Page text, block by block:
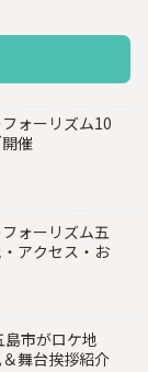
ォーリズム10
催
ォーリズム五
アクセス・お
島市がロケ地
舞台挨拶紹介